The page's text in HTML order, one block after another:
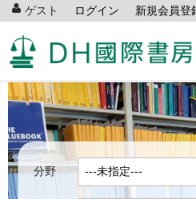
ゲスト ログイン 新規会員登
分野